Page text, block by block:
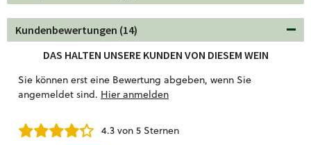
Kundenbewertungen (14)
DAS HALTEN UNSERE KUNDEN VON DIESEM WEIN
Sie können erst eine Bewertung abgeben, wenn Sie
angemeldet sind. Hier anmelden
4.3 von 5 Sternen